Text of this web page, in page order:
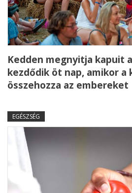
Kedden megnyitja kapuit
kezdődik öt nap, amikor a
összehozza az embereket
EGÉSZSÉG